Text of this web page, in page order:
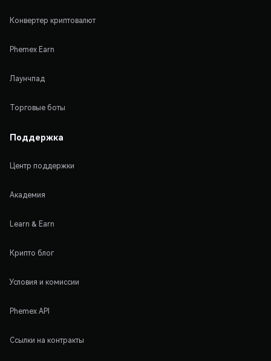
Конвертер криптовалют
Phemex Earn
Лаунчпад
Торговые боты
Поддержка
Центр поддержки
Академия
Learn & Earn
Крипто блог
Условия и комиссии
Phemex API
Ссылки на контракты